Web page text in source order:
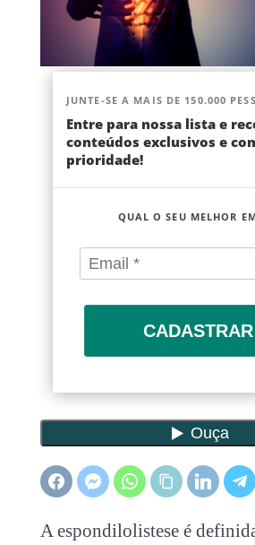
JUNTE-SE A MAIS DE 150.000
Entre para nossa lista e
conteúdos exclusivos e
prioridade!
QUAL O SEU MELHOR
CADASTRAR
A espondilolistese é